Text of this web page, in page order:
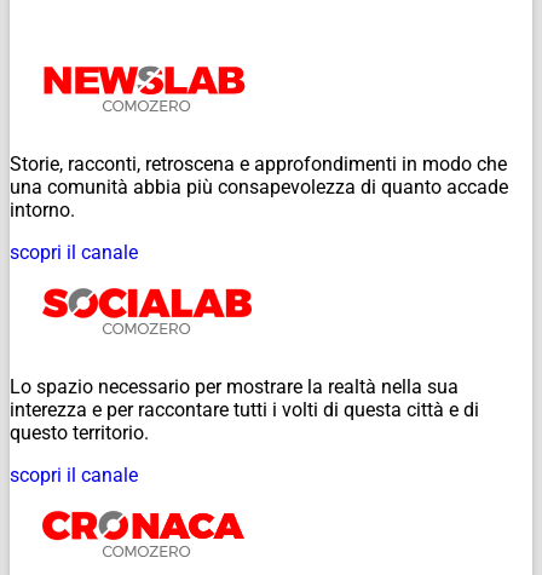
Storie, racconti, retroscena e approfondimenti in modo che
una comunità abbia più consapevolezza di quanto accade
intorno.
scopri il canale
Lo spazio necessario per mostrare la realtà nella sua
interezza e per raccontare tutti i volti di questa città e di
questo territorio.
scopri il canale